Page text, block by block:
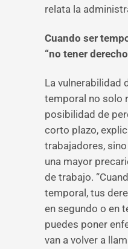
relata la
Cuando ser
“no tener
La vulnerabilidad
temporal no solo
posibilidad de
corto plazo,
trabajadores,
una mayor
de trabajo.
temporal, tus
en segundo o en
puedes poner
van a volver a